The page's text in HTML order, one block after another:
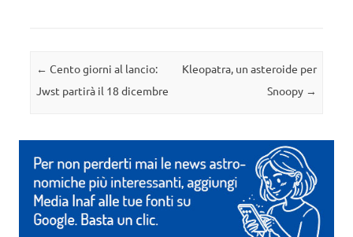
Navigazione articolo
← Cento giorni al lancio:
Jwst partirà il 18 dicembre
Kleopatra, un asteroide per
Snoopy →